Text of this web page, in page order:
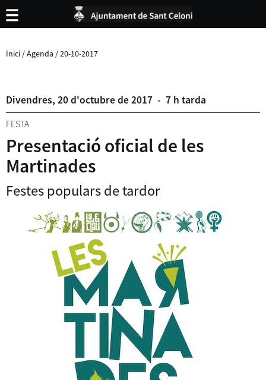
Inici /Agenda /20-10-2017
Divendres, 20d'octubrede2017 - 7 h tarda
FESTA
Presentació oficial de les
Martinades
Festes populars de tardor